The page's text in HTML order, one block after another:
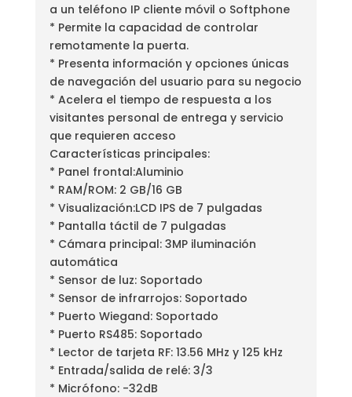
a un teléfono IP cliente móvil o Softphone
* Permite la capacidad de controlar
remotamente la puerta.
* Presenta información y opciones únicas
de navegación del usuario para su negocio
* Acelera el tiempo de respuesta a los
visitantes personal de entrega y servicio
que requieren acceso
Características principales:
* Panel frontal:Aluminio
* RAM/ROM: 2 GB/16 GB
* Visualización:LCD IPS de 7 pulgadas
* Pantalla táctil de 7 pulgadas
* Cámara principal: 3MP iluminación
automática
* Sensor de luz: Soportado
* Sensor de infrarrojos: Soportado
* Puerto Wiegand: Soportado
* Puerto RS485: Soportado
* Lector de tarjeta RF: 13.56 MHz y 125 kHz
* Entrada/salida de relé: 3/3
* Micrófono: -32dB